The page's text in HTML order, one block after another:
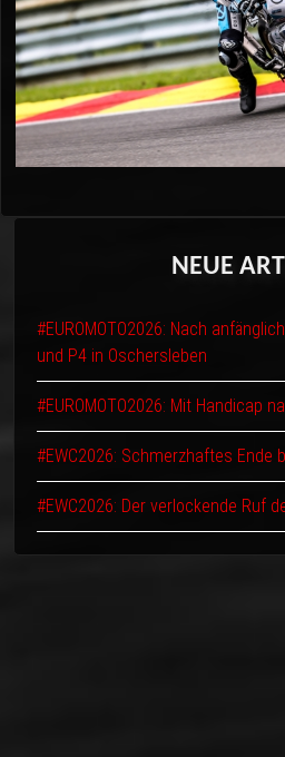
NEUE
#EUROMOTO2026: Nach
und P4 in Oschersleben
#EUROMOTO2026: Mit Handicap
#EWC2026: Schmerzhaftes Ende
#EWC2026: Der verlockende Ruf